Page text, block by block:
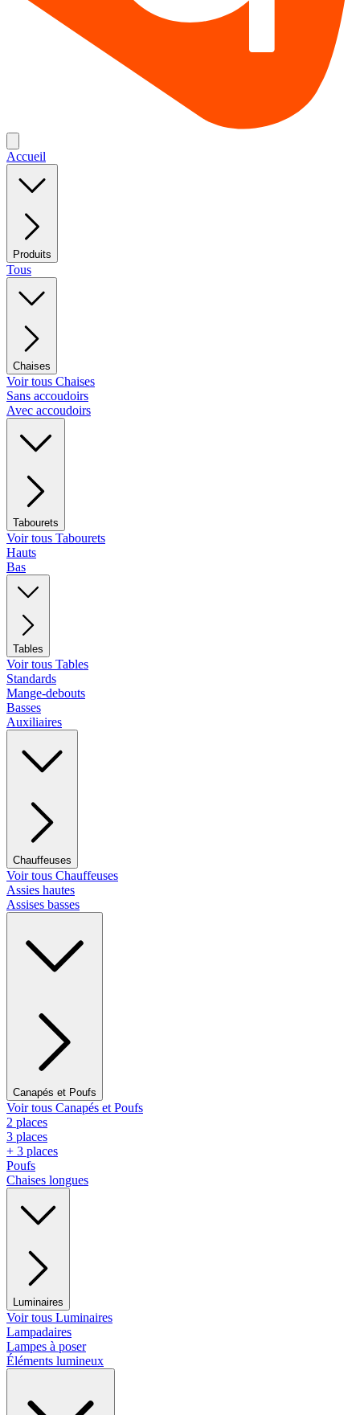
Accueil
Produits
Tous
Chaises
Voir tous Chaises
Sans accoudoirs
Avec accoudoirs
Tabourets
Voir tous Tabourets
Hauts
Bas
Tables
Voir tous Tables
Standards
Mange-debouts
Basses
Auxiliaires
Chauffeuses
Voir tous Chauffeuses
Assies hautes
Assises basses
Canapés et Poufs
Voir tous Canapés et Poufs
2 places
3 places
+ 3 places
Poufs
Chaises longues
Luminaires
Voir tous Luminaires
Lampadaires
Lampes à poser
Éléments lumineux